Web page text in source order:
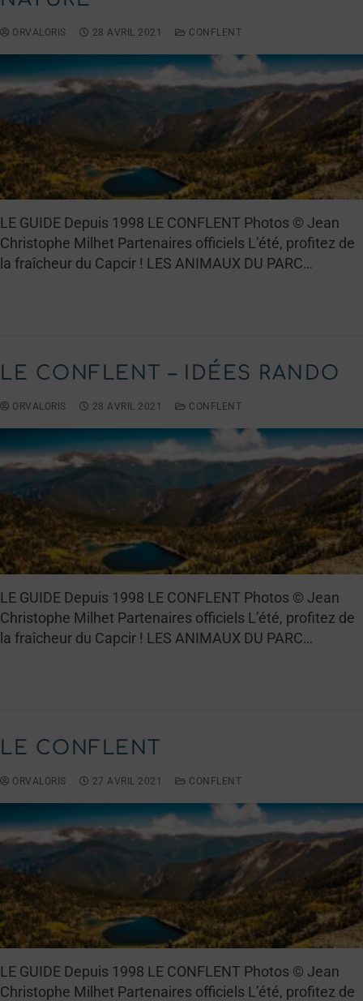
ORVALORIS 28 AVRIL 2021 CONFLENT
LE GUIDE Depuis 1998 LE CONFLENT Photos © Jean
Christophe Milhet Partenaires officiels L’été, profitez de
la fraîcheur du Capcir ! LES ANIMAUX DU PARC…
LE CONFLENT – IDÉES RANDO
ORVALORIS 28 AVRIL 2021 CONFLENT
LE GUIDE Depuis 1998 LE CONFLENT Photos © Jean
Christophe Milhet Partenaires officiels L’été, profitez de
la fraîcheur du Capcir ! LES ANIMAUX DU PARC…
LE CONFLENT
ORVALORIS 27 AVRIL 2021 CONFLENT
LE GUIDE Depuis 1998 LE CONFLENT Photos © Jean
Christophe Milhet Partenaires officiels L’été, profitez de